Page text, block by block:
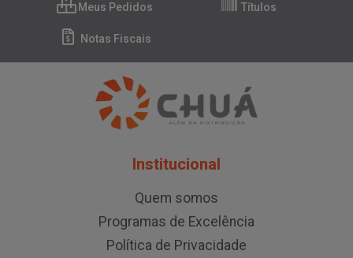
Meus Pedidos Títulos
Notas Fiscais
Institucional
Quem somos
Programas de Excelência
Política de Privacidade